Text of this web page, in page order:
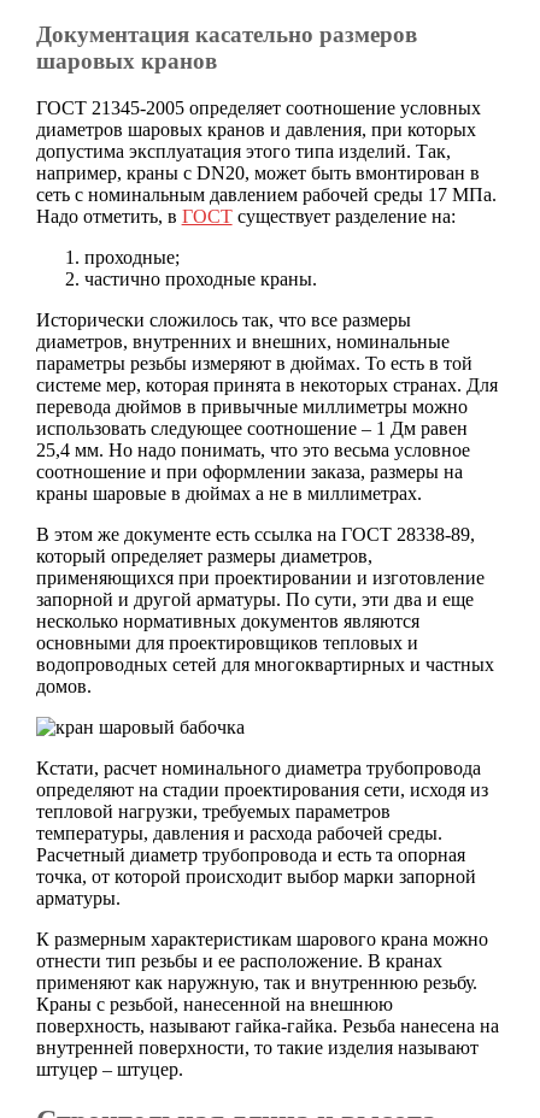
Документация касательно размеров
шаровых кранов
ГОСТ 21345-2005 определяет соотношение условных
диаметров шаровых кранов и давления, при которых
допустима эксплуатация этого типа изделий. Так,
например, краны с DN20, может быть вмонтирован в
сеть с номинальным давлением рабочей среды 17 МПа.
Надо отметить, в ГОСТсуществует разделение на:
проходные;
частично проходные краны.
Исторически сложилось так, что все размеры
диаметров, внутренних и внешних, номинальные
параметры резьбы измеряют в дюймах. То есть в той
системе мер, которая принята в некоторых странах. Для
перевода дюймов в привычные миллиметры можно
использовать следующее соотношение – 1 Дм равен
25,4 мм. Но надо понимать, что это весьма условное
соотношение и при оформлении заказа, размеры на
краны шаровые в дюймах а не в миллиметрах.
В этом же документе есть ссылка на ГОСТ 28338-89,
который определяет размеры диаметров,
применяющихся при проектировании и изготовление
запорной и другой арматуры. По сути, эти два и еще
несколько нормативных документов являются
основными для проектировщиков тепловых и
водопроводных сетей для многоквартирных и частных
домов.
Кстати, расчет номинального диаметра трубопровода
определяют на стадии проектирования сети, исходя из
тепловой нагрузки, требуемых параметров
температуры, давления и расхода рабочей среды.
Расчетный диаметр трубопровода и есть та опорная
точка, от которой происходит выбор марки запорной
арматуры.
К размерным характеристикам шарового крана можно
отнести тип резьбы и ее расположение. В кранах
применяют как наружную, так и внутреннюю резьбу.
Краны с резьбой, нанесенной на внешнюю
поверхность, называют гайка-гайка. Резьба нанесена на
внутренней поверхности, то такие изделия называют
штуцер – штуцер.